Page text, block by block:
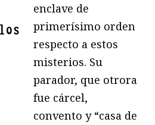
enclave de
primerísimo orden
respecto a estos
misterios. Su
parador, que otrora
fue cárcel,
convento y “casa de